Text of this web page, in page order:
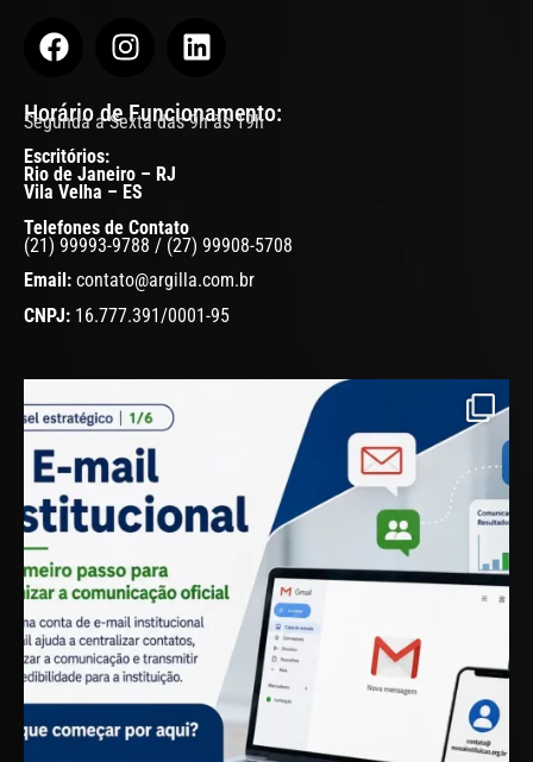
Horário de Funcionamento:
Segunda a Sexta das 9h às 19h
Escritórios:
Rio de Janeiro – RJ
Vila Velha – ES
Telefones de Contato
(21) 99993-9788 / (27) 99908-5708
Email: contato@argilla.com.br
CNPJ: 16.777.391/0001-95